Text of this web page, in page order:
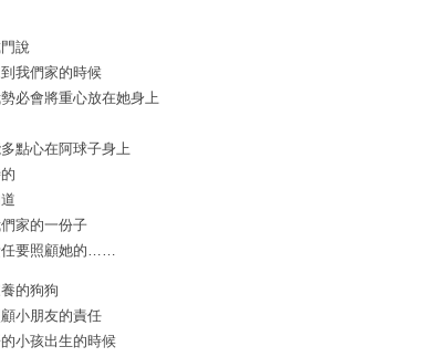
說
我們家的時候
必會將重心放在她身上
點心在阿球子身上
家的一份子
任要照顧她的……
的狗狗
小朋友的責任
小孩出生的時候